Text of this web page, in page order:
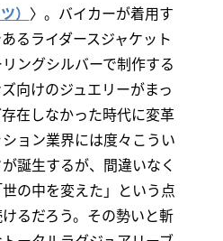
） 〉。バイカーが着用す
るライダースジャケット
ングシルバーで制作する
向けのジュエリーがまっ
在しなかった時代に変革
ョン業界には度々こうい
誕生するが、間違いなく
の中を変えた」という点
るだろう。その勢いと斬